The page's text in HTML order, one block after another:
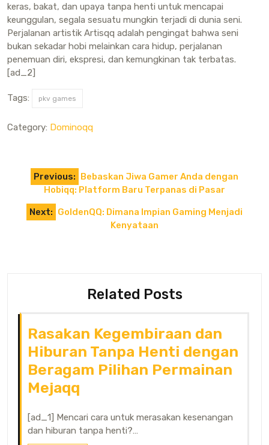
keras, bakat, dan upaya tanpa henti untuk mencapai
keunggulan, segala sesuatu mungkin terjadi di dunia seni.
Perjalanan artistik Artisqq adalah pengingat bahwa seni
bukan sekadar hobi melainkan cara hidup, perjalanan
penemuan diri, ekspresi, dan kemungkinan tak terbatas.
[ad_2]
Tags: pkv games
Category: Dominoqq
Post
navigation
Previous: Bebaskan Jiwa Gamer Anda dengan
Hobiqq: Platform Baru Terpanas di Pasar
Next: GoldenQQ: Dimana Impian Gaming Menjadi
Kenyataan
Related Posts
Rasakan Kegembiraan dan
Hiburan Tanpa Henti dengan
Beragam Pilihan Permainan
Mejaqq
[ad_1] Mencari cara untuk merasakan kesenangan
dan hiburan tanpa henti?…